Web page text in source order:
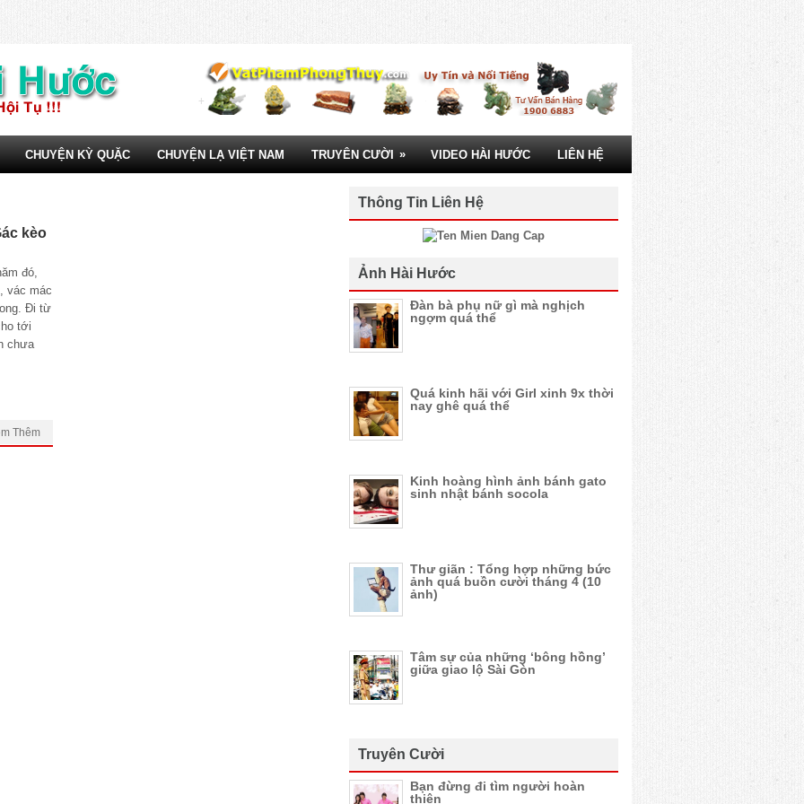
CHUYỆN KỲ QUẶC CHUYỆN LẠ VIỆT NAM TRUYÊN CƯỜI » VIDEO HÀI HƯỚC LIÊN HỆ
kèo
đó,
vác mác
Đi từ
tới
chưa
Thêm
Thông Tin Liên Hệ
Ảnh Hài Hước
Đàn bà phụ nữ gì mà nghịch
ngợm quá thể
Quá kinh hãi với Girl xinh 9x thời
nay ghê quá thể
Kinh hoàng hình ảnh bánh gato
sinh nhật bánh socola
Thư giãn : Tổng hợp những bức
ảnh quá buồn cười tháng 4 (10
ảnh)
Tâm sự của những ‘bông hồng’
giữa giao lộ Sài Gòn
Truyên Cười
Bạn đừng đi tìm người hoàn
thiện